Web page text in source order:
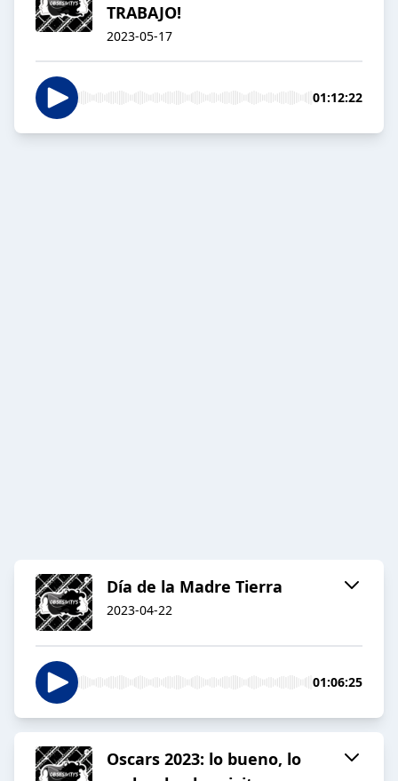
TRABAJO!
2023-05-17
01:12:22
Día de la Madre Tierra
2023-04-22
01:06:25
Oscars 2023: lo bueno, lo